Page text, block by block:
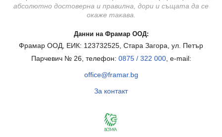
абсолютно достоверна и правилна, дори и същата да се
окаже такава.
Данни на Фрамар ООД:
Фрамар ООД, ЕИК: 123732525, Стара Загора, ул. Петър
Парчевич № 26, телефон: 0875 / 322 000, e-mail:
office@framar.bg
За контакт